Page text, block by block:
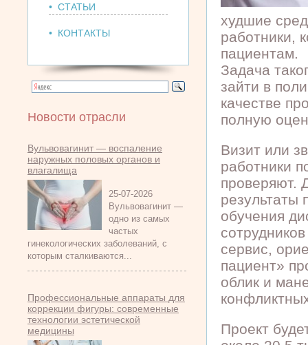
• СТАТЬИ
• КОНТАКТЫ
Новости отрасли
Вульвовагинит — воспаление
наружных половых органов и
влагалища
25-07-2026
Вульвовагинит —
одно из самых
частых
гинекологических заболеваний, с
которым сталкиваются...
Профессиональные аппараты для
коррекции фигуры: современные
технологии эстетической
медицины
худшие
работники,
пациентам.
Задача
зайти в
качестве
полную
Визит или
работники
проверяют.
результаты
обучения
сервис,
пациент»
облик и
Проект